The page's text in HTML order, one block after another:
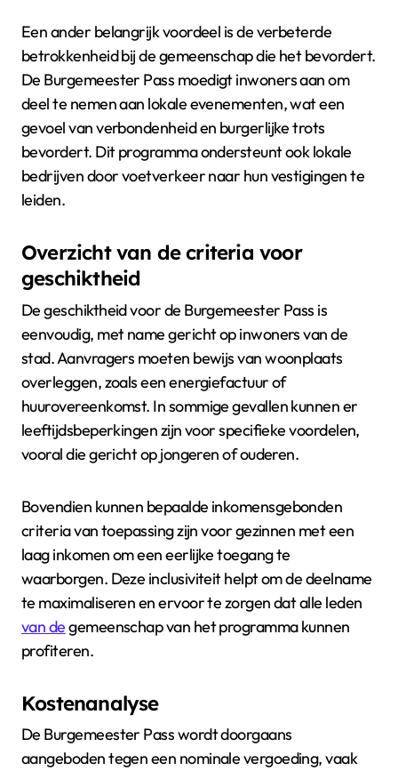
Een ander belangrijk voordeel is de verbeterde
betrokkenheid bij de gemeenschap die het bevordert.
De Burgemeester Pass moedigt inwoners aan om
deel te nemen aan lokale evenementen, wat een
gevoel van verbondenheid en burgerlijke trots
bevordert. Dit programma ondersteunt ook lokale
bedrijven door voetverkeer naar hun vestigingen te
leiden.
Overzicht van de criteria voor
geschiktheid
De geschiktheid voor de Burgemeester Pass is
eenvoudig, met name gericht op inwoners van de
stad. Aanvragers moeten bewijs van woonplaats
overleggen, zoals een energiefactuur of
huurovereenkomst. In sommige gevallen kunnen er
leeftijdsbeperkingen zijn voor specifieke voordelen,
vooral die gericht op jongeren of ouderen.
Bovendien kunnen bepaalde inkomensgebonden
criteria van toepassing zijn voor gezinnen met een
laag inkomen om een eerlijke toegang te
waarborgen. Deze inclusiviteit helpt om de deelname
te maximaliseren en ervoor te zorgen dat alle leden
van degemeenschap van het programma kunnen
profiteren.
Kostenanalyse
De Burgemeester Pass wordt doorgaans
aangeboden tegen een nominale vergoeding, vaak